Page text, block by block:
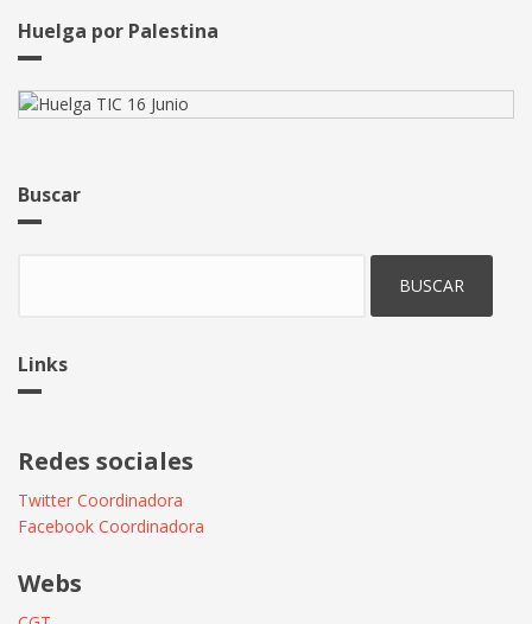
Huelga por Palestina
Buscar
Links
Redes sociales
Twitter Coordinadora
Facebook Coordinadora
Webs